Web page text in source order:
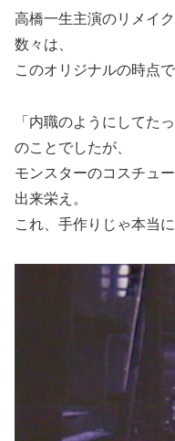
高橋一生主演のリメイ
数々は、
このオリジナルの時点
「内職のようにしてた
のことでしたが、
モンスターのコスチュ
出来栄え。
これ、手作りじゃ本当